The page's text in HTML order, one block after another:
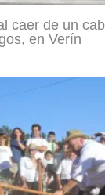
caer de un
en Verín